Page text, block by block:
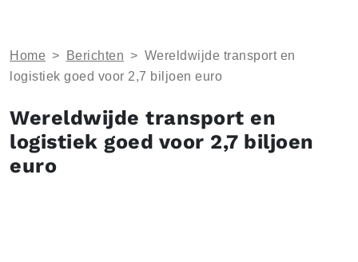
Home > Berichten > Wereldwijde transport en
logistiek goed voor 2,7 biljoen euro
Wereldwijde transport en
logistiek goed voor 2,7 biljoen
euro